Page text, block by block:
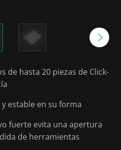
de hasta 20 piezas de Click-
estable en su forma
fuerte evita una apertura
de herramientas